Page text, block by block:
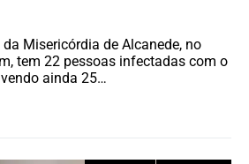
Misericórdia de Alcanede, no
tem 22 pessoas infectadas com o
ainda 25…